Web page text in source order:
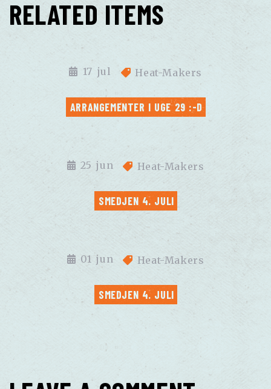
RELATED ITEMS
17 jul Heat-Makers
ARRANGEMENTER I UGE 29 :-D
25 jun Heat-Makers
SMEDJEN 4. JULI
01 jun Heat-Makers
SMEDJEN 4. JULI